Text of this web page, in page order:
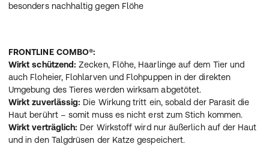
besonders nachhaltig gegen Flöhe
FRONTLINE COMBO®:
Wirkt schützend: Zecken, Flöhe, Haarlinge auf dem Tier und
auch Floheier, Flohlarven und Flohpuppen in der direkten
Umgebung des Tieres werden wirksam abgetötet.
Wirkt zuverlässig: Die Wirkung tritt ein, sobald der Parasit die
Haut berührt – somit muss es nicht erst zum Stich kommen.
Wirkt verträglich: Der Wirkstoff wird nur äußerlich auf der Haut
und in den Talgdrüsen der Katze gespeichert.